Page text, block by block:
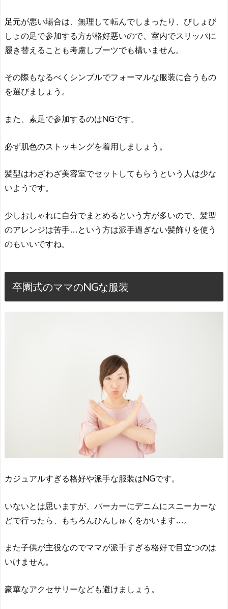
足元が悪い場合は、無理して転んでしまったり、びしょび
しょの足で参加する方が格好悪いので、室内でスリッパに
履き替えることも考慮しブーツでも構いません。
その際もなるべくシンプルでフォーマルな服装に合うもの
を選びましょう。
また、素足で参加するのはNGです。
必ず肌色のストッキングを着用しましょう。
髪型はわざわざ美容室でセットしてもらうという人は少な
いようです。
少しおしゃれに自分でまとめるという方が多いので、髪型
のアレンジは苦手…という方は派手過ぎない髪飾りを使う
のもいいですね。
卒園式のママのNGな服装
カジュアルすぎる格好や派手な服装はNGです。
いないとは思いますが、パーカーにデニムにスニーカーな
どで行ったら、もちろんひんしゅくをかいます…。
また子供が主役なのでママが派手すぎる格好で目立つのは
いけません。
豪華なアクセサリーなども避けましょう。